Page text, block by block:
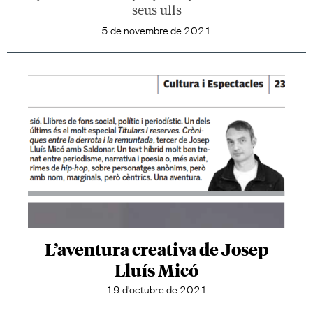
seus ulls
5 de novembre de 2021
L’aventura creativa de Josep
Lluís Micó
19 d'octubre de 2021